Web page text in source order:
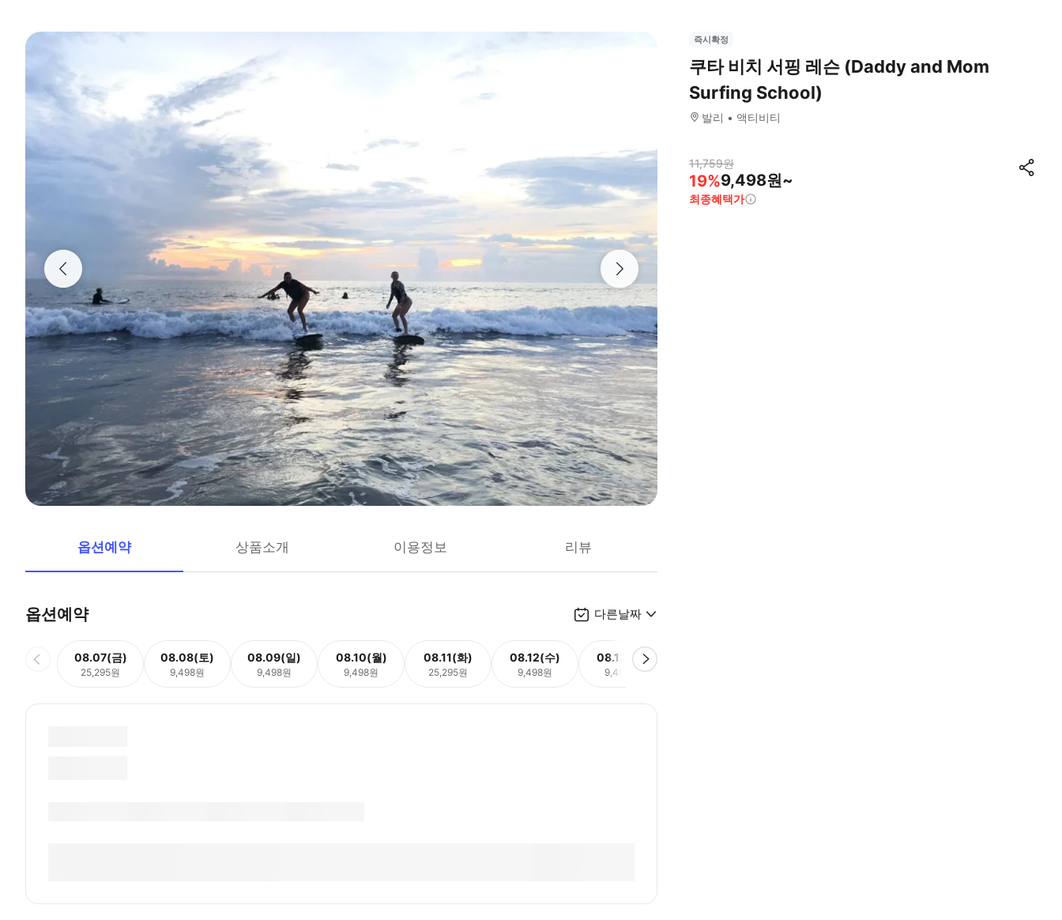
옵션예약 상품소개 이용정보 리뷰
옵션예약 다른날짜
08.07(금)
25,295원
08.08(토)
9,498원
08.09(일)
9,498원
08.10(월)
9,498원
08.11(화)
25,295원
08.12(수)
9,498원
08.13(목)
9,498원
즉시확정
쿠타 비치 서핑 레슨 (Daddy and Mom
Surfing School)
발리 액티비티
11,759원
19%9,498원~
최종혜택가